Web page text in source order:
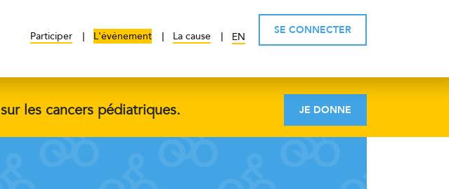
Participer L'événement La cause EN
SE CONNECTER
les cancers pédiatriques. JE DONNE